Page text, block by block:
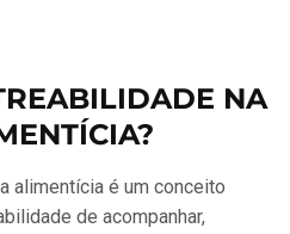
NA
alimentícia é um conceito
de acompanhar,